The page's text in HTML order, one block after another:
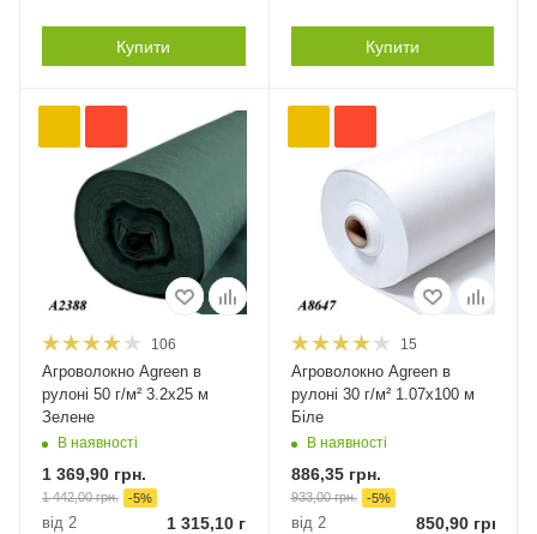
Купити Купити
106
Агроволокно Agreen в
рулоні 50 г/м² 3.2х25 м
Зелене
В наявності
1 369,90 грн.
1 442,00грн. -5%
від 2 1 315,10 грн.
15
Агроволокно Agreen в
рулоні 30 г/м² 1.07х100 м
Біле
В наявності
886,35грн.
933,00грн. -5%
від 2 850,90грн.